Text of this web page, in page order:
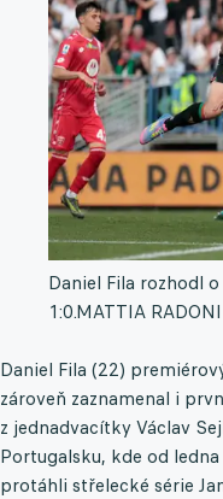
Daniel Fila rozhodl
1:0.MATTIA
Daniel Fila (22)
zároveň zaznamenal i
z jednadvacítky Václav
Portugalsku, kde od
protáhli střelecké série